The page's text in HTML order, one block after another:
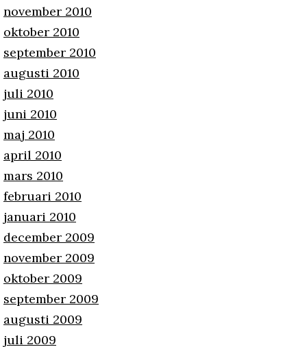
november 2010
oktober 2010
september 2010
augusti 2010
juli 2010
juni 2010
maj 2010
april 2010
mars 2010
februari 2010
januari 2010
december 2009
november 2009
oktober 2009
september 2009
augusti 2009
juli 2009